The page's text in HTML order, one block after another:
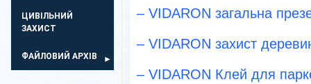
ЦИВІЛЬНИЙ
ЗАХИСТ
ФАЙЛОВИЙ АРХІВ
– VIDARON загальна
– VIDARON захист
– VIDARON Клей для